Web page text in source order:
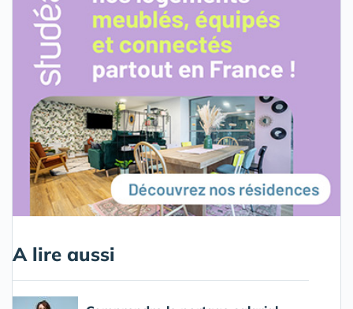
A lire aussi